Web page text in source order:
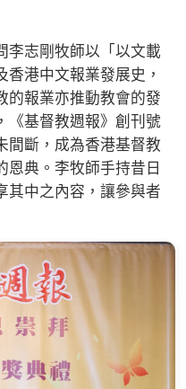
志剛牧師以「以文載
港中文報業發展史，
的報業亦推動教會的發
《基督教週報》創刊號
間斷，成為香港基督教
恩典。李牧師手持昔日
其中之內容，讓參與者